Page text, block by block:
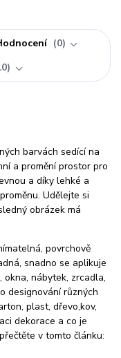
0
barvách sedící na
a promění prostor pro
a díky lehké a
Udělejte si
obrázek má
povrchově
snadno se aplikuje
nábytek, zrcadla,
designování různých
plast, dřevo,kov,
dekorace a co je
v tomto článku: